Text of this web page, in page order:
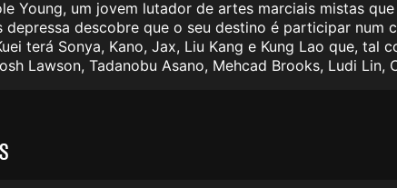
Young, um jovem lutador de artes marciais mistas
depressa descobre que o seu destino é participar
terá Sonya, Kano, Jax, Liu Kang e Kung Lao que,
Lawson, Tadanobu Asano, Mehcad Brooks, Ludi Lin,